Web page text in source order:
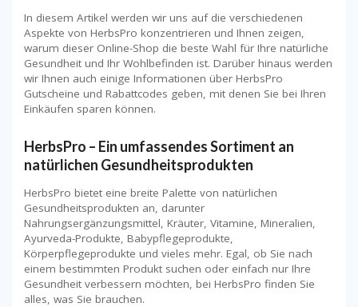
In diesem Artikel werden wir uns auf die verschiedenen
Aspekte von HerbsPro konzentrieren und Ihnen zeigen,
warum dieser Online-Shop die beste Wahl für Ihre natürliche
Gesundheit und Ihr Wohlbefinden ist. Darüber hinaus werden
wir Ihnen auch einige Informationen über HerbsPro
Gutscheine und Rabattcodes geben, mit denen Sie bei Ihren
Einkäufen sparen können.
HerbsPro – Ein umfassendes Sortiment an
natürlichen Gesundheitsprodukten
HerbsPro bietet eine breite Palette von natürlichen
Gesundheitsprodukten an, darunter
Nahrungsergänzungsmittel, Kräuter, Vitamine, Mineralien,
Ayurveda-Produkte, Babypflegeprodukte,
Körperpflegeprodukte und vieles mehr. Egal, ob Sie nach
einem bestimmten Produkt suchen oder einfach nur Ihre
Gesundheit verbessern möchten, bei HerbsPro finden Sie
alles, was Sie brauchen.